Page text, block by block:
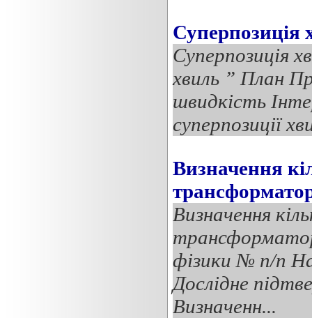
Суперпозиція
Суперпозиція
хвиль ” План
швидкість
суперпозиції
Визначення
Визначення
фізики № п/п
Дослідне
Визначенн...